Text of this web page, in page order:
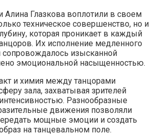
Алина Глазкова воплотили в своем
техническое совершенство, но и
которая проникает в каждый
Их исполнение медленного
сопровождалось изысканной
эмоциональной насыщенностью.
и химия между танцорами
зала, захватывая зрителей
Разнообразные
движения позволяли
мощные эмоции и создать
на танцевальном поле.